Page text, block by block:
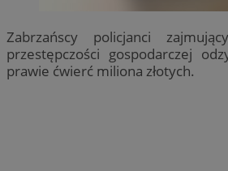
Zabrzańscy policjanci
przestępczości gospodarczej
prawie ćwierć miliona złotych.